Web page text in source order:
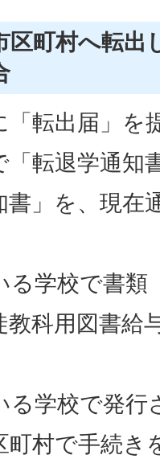
区町村へ転出
「転出届」を
「転退学通知
書」を、現
る学校で書類
教科用図書給
る学校で発行
町村で手続き